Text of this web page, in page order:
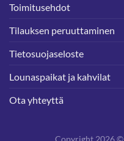
Toimitusehdot
Tilauksen peruuttaminen
Tietosuojaseloste
Lounaspaikat ja kahvilat
Ota yhteyttä
Copyright 2026 ©